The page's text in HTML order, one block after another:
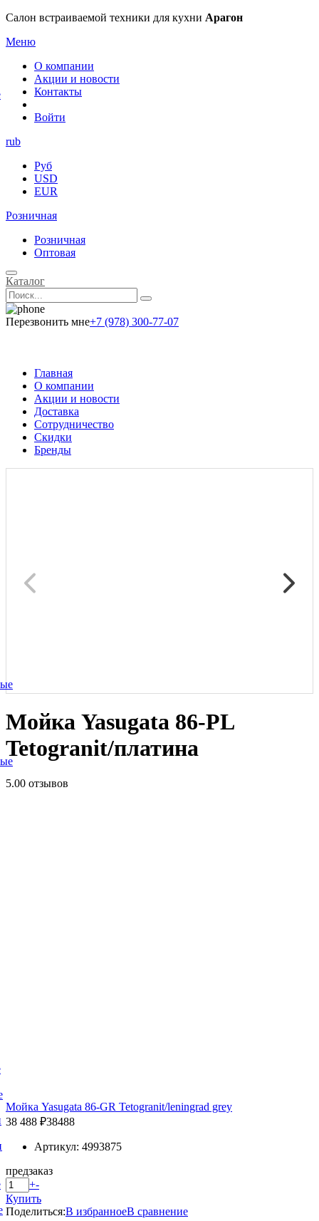
Салон встраиваемой техники для кухни Арагон
Меню
О компании
Акции и новости
Контакты
Войти
rub
Руб
USD
EUR
Розничная
Розничная
Оптовая
Каталог
Перезвонить мне+7 (978) 300-77-07
Главная
О компании
Акции и новости
Доставка
Сотрудничество
Скидки
Бренды
Мойка Yasugata 86-PL
Tetogranit/платина
5.00 отзывов
Мойка Yasugata 86-GR Tetogranit/leningrad grey
38 488 ₽38488
Артикул: 4993875
предзаказ
+-
Купить
Поделиться:В избранноеВ сравнение